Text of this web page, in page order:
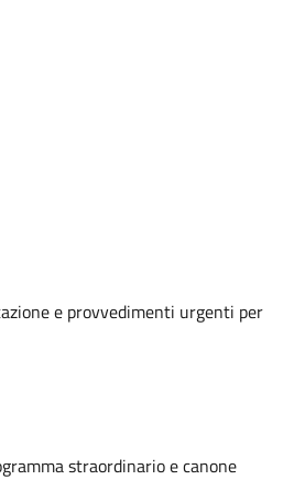
e provvedimenti urgenti per
straordinario e canone